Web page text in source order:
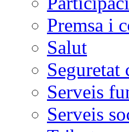
Premsa i
Salut
Serveis
Serveis